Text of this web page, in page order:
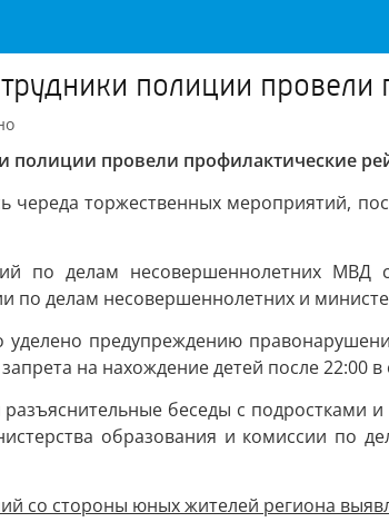
полиции
полиции провели профилактические
череда торжественных мероприятий,
по делам несовершеннолетних
по делам несовершеннолетних и
предупреждению
на нахождение детей после
беседы с подростками
образования и комиссии по
со стороны юных жителей региона